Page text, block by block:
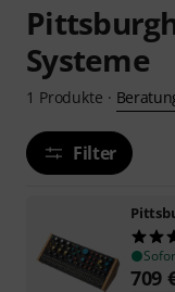
Systeme
1 Produkte ·
Filter
709